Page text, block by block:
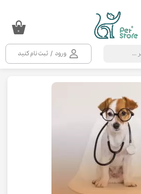
ورود / ثبت نام کنید
۰